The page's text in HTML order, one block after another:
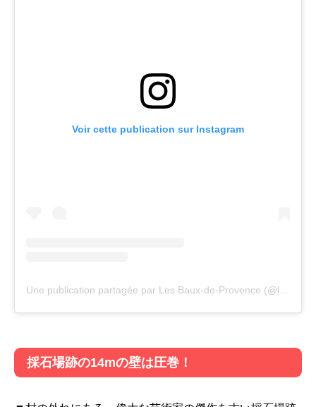
Voir cette publication sur Instagram
採石場跡の14mの壁は圧巻！